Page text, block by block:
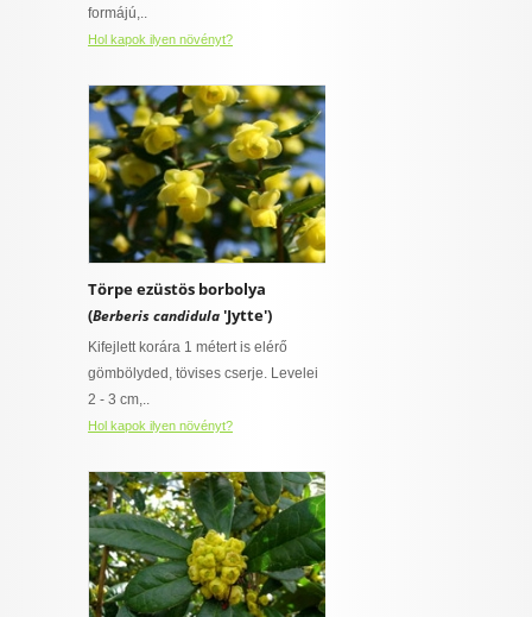
formájú,..
Hol kapok ilyen növényt?
Törpe ezüstös borbolya
(Berberis candidula'Jytte')
Kifejlett korára 1 métert is elérő
gömbölyded, tövises cserje. Levelei
2 - 3 cm,..
Hol kapok ilyen növényt?